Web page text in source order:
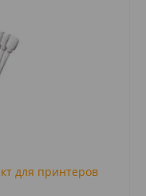
для принтеров